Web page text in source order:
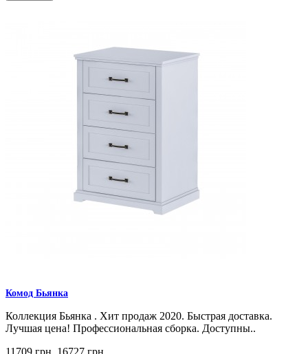
Комод Бьянка
Коллекция Бьянка . Хит продаж 2020. Быстрая доставка.
Лучшая цена! Профессиональная сборка. Доступны..